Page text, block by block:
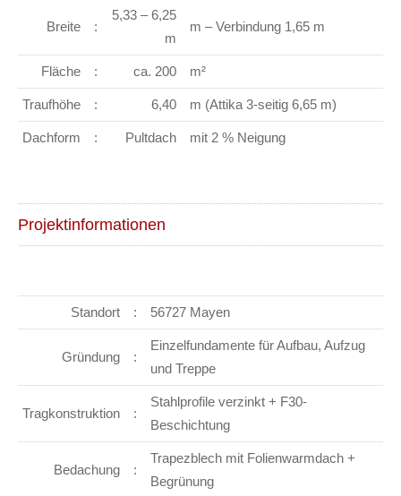
Breite :
5,33 – 6,25
m
m – Verbindung 1,65 m
Fläche : ca. 200 m²
Traufhöhe : 6,40 m (Attika 3-seitig 6,65 m)
Dachform : Pultdach mit 2 % Neigung
Projektinformationen
Standort : 56727 Mayen
Gründung :
Einzelfundamente für Aufbau, Aufzug
und Treppe
Tragkonstruktion :
Stahlprofile verzinkt + F30-
Beschichtung
Bedachung :
Trapezblech mit Folienwarmdach +
Begrünung